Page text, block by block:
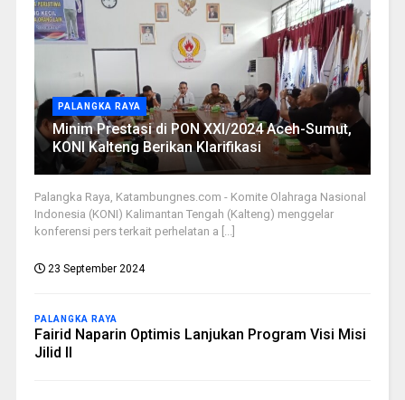
PALANGKA RAYA
Minim Prestasi di PON XXI/2024 Aceh-Sumut,
KONI Kalteng Berikan Klarifikasi
Palangka Raya, Katambungnes.com - Komite Olahraga Nasional
Indonesia (KONI) Kalimantan Tengah (Kalteng) menggelar
konferensi pers terkait perhelatan a [...]
23 September 2024
PALANGKA RAYA
Fairid Naparin Optimis Lanjukan Program Visi Misi
Jilid II